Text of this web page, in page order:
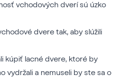
vchodových dverí sú úzko
dvere tak, aby slúžili
kúpiť lacné dvere, ktoré by
vydržali a nemuseli by ste sa o